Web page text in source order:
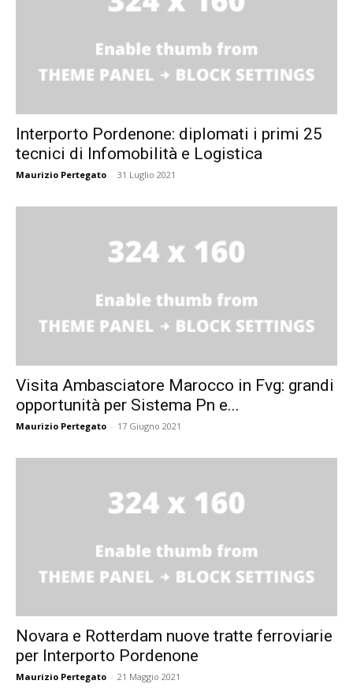
Interporto Pordenone: diplomati i primi 25
tecnici di Infomobilità e Logistica
Maurizio Pertegato - 31 Luglio 2021
Visita Ambasciatore Marocco in Fvg: grandi
opportunità per Sistema Pn e...
Maurizio Pertegato - 17 Giugno 2021
Novara e Rotterdam nuove tratte ferroviarie
per Interporto Pordenone
Maurizio Pertegato - 21 Maggio 2021